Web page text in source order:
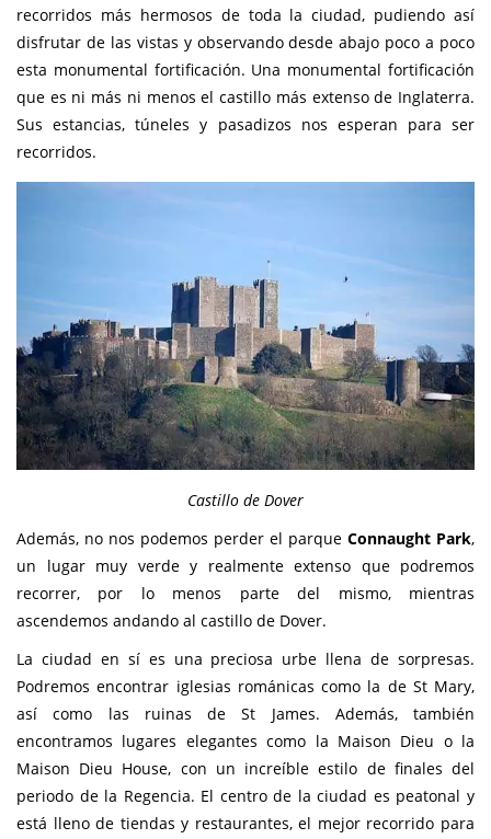
recorridos más hermosos de toda la ciudad, pudiendo así
disfrutar de las vistas y observando desde abajo poco a poco
esta monumental fortificación. Una monumental fortificación
que es ni más ni menos el castillo más extenso de Inglaterra.
Sus estancias, túneles y pasadizos nos esperan para ser
recorridos.
Castillo de Dover
Además, no nos podemos perder el parque Connaught Park,
un lugar muy verde y realmente extenso que podremos
recorrer, por lo menos parte del mismo, mientras
ascendemos andando al castillo de Dover.
La ciudad en sí es una preciosa urbe llena de sorpresas.
Podremos encontrar iglesias románicas como la de St Mary,
así como las ruinas de St James. Además, también
encontramos lugares elegantes como la Maison Dieu o la
Maison Dieu House, con un increíble estilo de finales del
periodo de la Regencia. El centro de la ciudad es peatonal y
está lleno de tiendas y restaurantes, el mejor recorrido para